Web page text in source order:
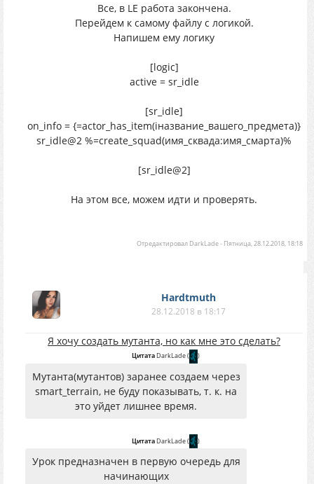
Все, в LE работа закончена.
Перейдем к самому файлу с логикой.
Напишем ему логику
[logic]
active = sr_idle
[sr_idle]
on_info = {=actor_has_item(iназвание_вашего_предмета)}
sr_idle@2 %=create_squad(имя_сквада:имя_смарта)%
[sr_idle@2]
На этом все, можем идти и проверять.
Отредактировал DarkLade- Пятница, 28.12.2018, 18:18
Hardtmuth
28.12.2018 в 18:17
Я хочу создать мутанта, но как мне это сделать?
ЦитатаDarkLade( )
Мутанта(мутантов) заранее создаем через
smart_terrain, не буду показывать, т. к. на
это уйдет лишнее время.
ЦитатаDarkLade( )
Урок предназначен в первую очередь для
начинающих